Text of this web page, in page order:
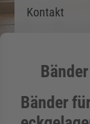
für
für
für
Kontakt
Bänder